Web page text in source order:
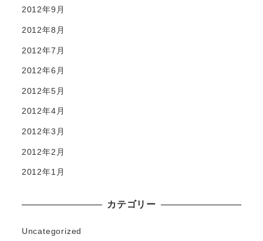
2012年9月
2012年8月
2012年7月
2012年6月
2012年5月
2012年4月
2012年3月
2012年2月
2012年1月
カテゴリー
Uncategorized